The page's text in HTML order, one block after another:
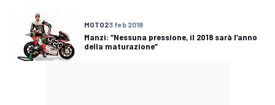
MOTO23 feb 2018
Manzi: “Nessuna pressione, il 2018 sarà l’anno
della maturazione”